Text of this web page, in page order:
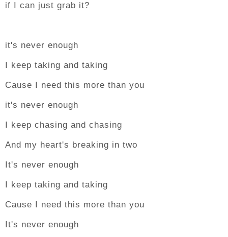
if I can just grab it?
it's never enough
I keep taking and taking
Cause I need this more than you
it's never enough
I keep chasing and chasing
And my heart's breaking in two
It's never enough
I keep taking and taking
Cause I need this more than you
It's never enough